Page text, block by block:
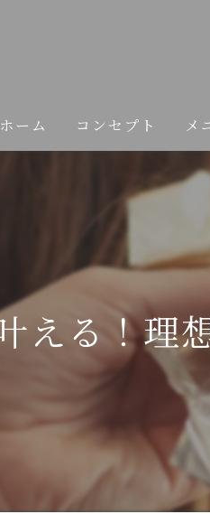
ホーム コンセプト メ
える！理